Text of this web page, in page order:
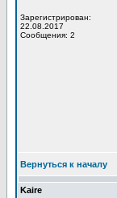
Зарегистрирован:
22.08.2017
Сообщения: 2
Вернуться к началу
Kaire